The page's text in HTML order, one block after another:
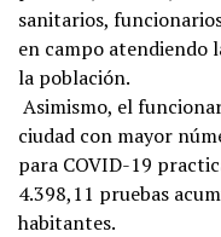
sanitarios,
en campo atendiendo
la población.
Asimismo, el
ciudad con mayor
para COVID-19
4.398,11 pruebas
habitantes.